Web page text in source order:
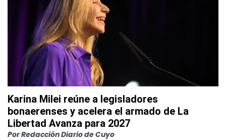
Karina Milei reúne a legisladores
bonaerenses y acelera el armado de La
Libertad Avanza para 2027
PorRedacción Diario de Cuyo